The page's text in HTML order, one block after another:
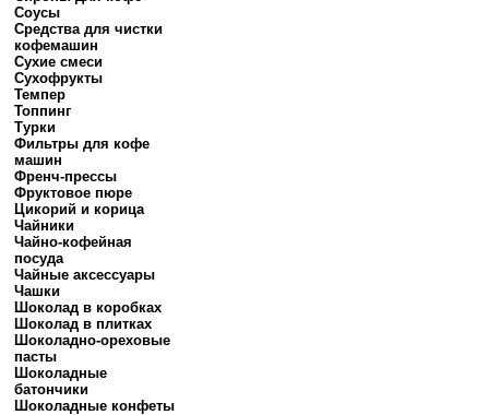
Соусы
Средства для чистки
кофемашин
Сухие смеси
Сухофрукты
Темпер
Топпинг
Турки
Фильтры для кофе
машин
Френч-прессы
Фруктовое пюре
Цикорий и корица
Чайники
Чайно-кофейная
посуда
Чайные аксессуары
Чашки
Шоколад в коробках
Шоколад в плитках
Шоколадно-ореховые
пасты
Шоколадные
батончики
Шоколадные конфеты